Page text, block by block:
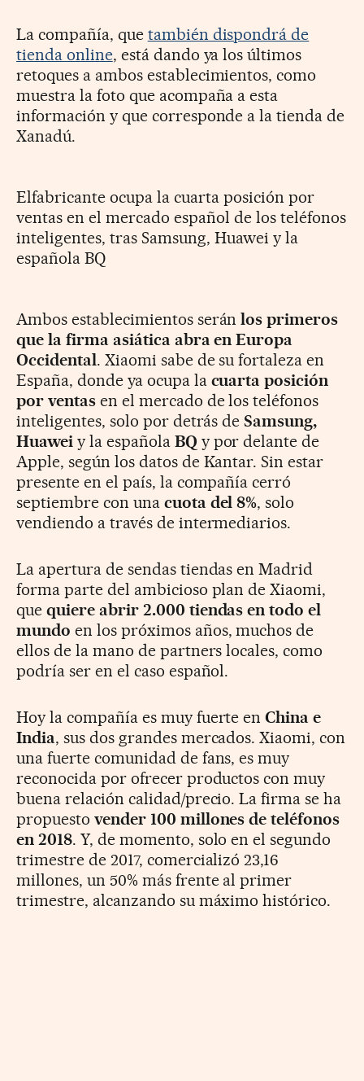
La compañía, que también dispondrá de
tienda online, está dando ya los últimos
retoques a ambos establecimientos, como
muestra la foto que acompaña a esta
información y que corresponde a la tienda de
Xanadú.
Elfabricante ocupa la cuarta posición por
ventas en el mercado español de los teléfonos
inteligentes, tras Samsung, Huawei y la
española BQ
Ambos establecimientos seránlos primeros
que la firma asiática abra en Europa
Occidental. Xiaomi sabe de su fortaleza en
España, donde ya ocupa lacuarta posición
por ventasen el mercado de los teléfonos
inteligentes, solo por detrás deSamsung,
Huaweiy la española BQ y por delante de
Apple, según los datos de Kantar. Sin estar
presente en el país, la compañía cerró
septiembre con una cuota del 8%, solo
vendiendo a través de intermediarios.
La apertura de sendas tiendas en Madrid
forma parte del ambicioso plan de Xiaomi,
que quiere abrir 2.000 tiendas en todo el
mundo en los próximos años, muchos de
ellos de la mano de partners locales, como
podría ser en el caso español.
Hoy la compañía es muy fuerte enChina e
India, sus dos grandes mercados. Xiaomi, con
una fuerte comunidad de fans, es muy
reconocida por ofrecer productos con muy
buena relación calidad/precio. La firma se ha
propuesto vender 100 millones de teléfonos
en 2018. Y, de momento, solo en el segundo
trimestre de 2017, comercializó 23,16
millones, un 50% más frente al primer
trimestre, alcanzando su máximo histórico.